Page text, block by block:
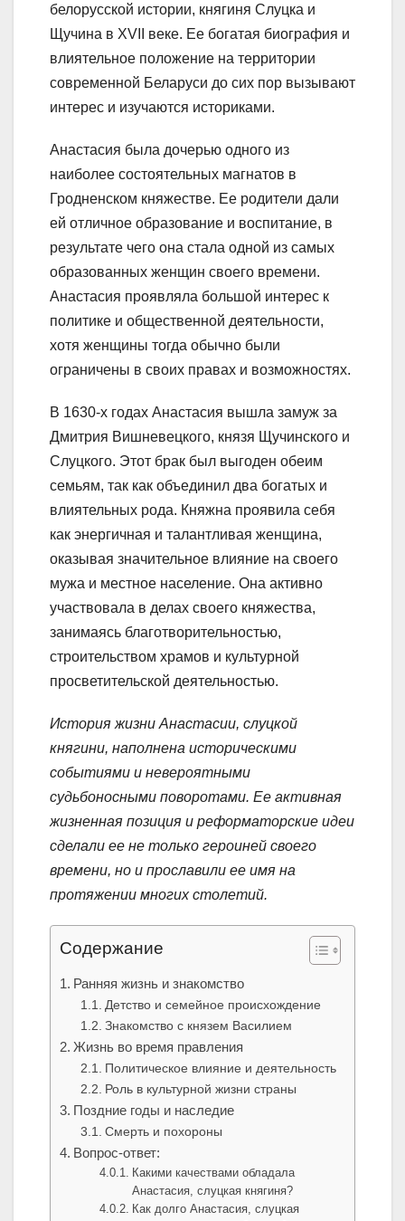
белорусской истории, княгиня Слуцка и
Щучина в XVII веке. Ее богатая биография и
влиятельное положение на территории
современной Беларуси до сих пор вызывают
интерес и изучаются историками.
Анастасия была дочерью одного из
наиболее состоятельных магнатов в
Гродненском княжестве. Ее родители дали
ей отличное образование и воспитание, в
результате чего она стала одной из самых
образованных женщин своего времени.
Анастасия проявляла большой интерес к
политике и общественной деятельности,
хотя женщины тогда обычно были
ограничены в своих правах и возможностях.
В 1630-х годах Анастасия вышла замуж за
Дмитрия Вишневецкого, князя Щучинского и
Слуцкого. Этот брак был выгоден обеим
семьям, так как объединил два богатых и
влиятельных рода. Княжна проявила себя
как энергичная и талантливая женщина,
оказывая значительное влияние на своего
мужа и местное население. Она активно
участвовала в делах своего княжества,
занимаясь благотворительностью,
строительством храмов и культурной
просветительской деятельностью.
История жизни Анастасии, слуцкой
княгини, наполнена историческими
событиями и невероятными
судьбоносными поворотами. Ее активная
жизненная позиция и реформаторские идеи
сделали ее не только героиней своего
времени, но и прославили ее имя на
протяжении многих столетий.
Содержание
Ранняя жизнь и знакомство
Детство и семейное происхождение
Знакомство с князем Василием
Жизнь во время правления
Политическое влияние и деятельность
Роль в культурной жизни страны
Поздние годы и наследие
Смерть и похороны
Вопрос-ответ:
Какими качествами обладала
Анастасия, слуцкая княгиня?
Как долго Анастасия, слуцкая